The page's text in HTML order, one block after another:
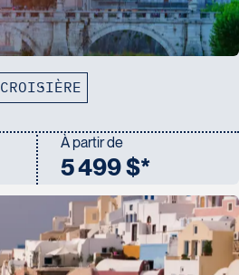
CROISIÈRE
À partir de
5 499 $*